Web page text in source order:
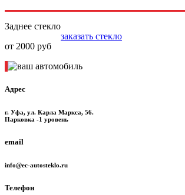
Заднее стекло
от 2000 руб
заказать стекло
Адрес
г. Уфа, ул. Карла Маркса, 56.
Парковка -1 уровень
email
info@ec-autosteklo.ru
Телефон